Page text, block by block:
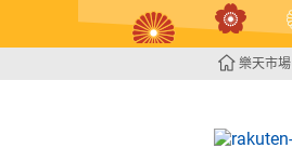
樂天市場